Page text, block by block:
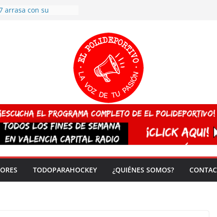
arrasa en el
de España sub20
TODOPARAHOCKEY ¿QUIÉNES SOMOS?